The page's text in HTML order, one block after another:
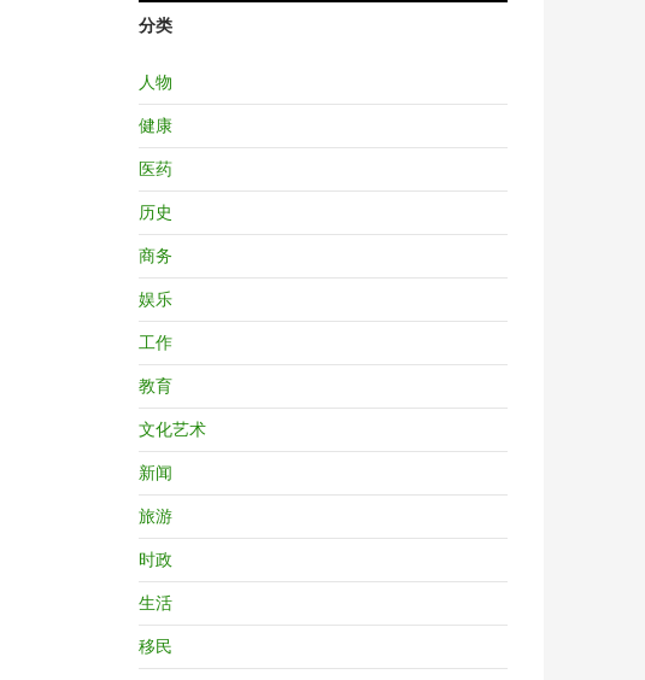
分类
人物
健康
医药
历史
商务
娱乐
工作
教育
文化艺术
新闻
旅游
时政
生活
移民